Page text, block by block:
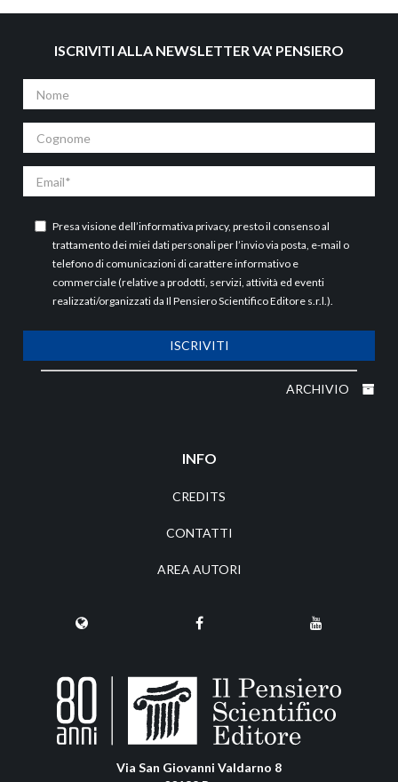
ISCRIVITI ALLA NEWSLETTER VA' PENSIERO
Presa visione dell’informativa privacy, presto il consenso al
trattamento dei miei dati personali per l’invio via posta, e-mail o
telefono di comunicazioni di carattere informativo e
commerciale (relative a prodotti, servizi, attività ed eventi
realizzati/organizzati da Il Pensiero Scientifico Editore s.r.l.).
ISCRIVITI
ARCHIVIO
INFO
CREDITS
CONTATTI
AREA AUTORI
Via San Giovanni Valdarno 8